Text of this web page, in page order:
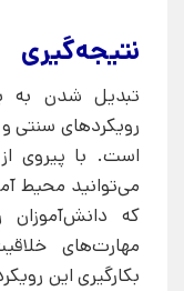
نتیجه‌گیری
تبدیل شدن به
رویکردهای سنتی
است. با پیروی
می‌توانید محیط
که دانش‌آموزان
مهارت‌های
بکارگیری این